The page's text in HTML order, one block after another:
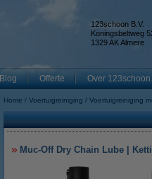
123schoon B.V.
Koningsbeltweg
1329 AK Almere
Blog Offerte Over
Home Voertuigreiniging Voertuigreiniging
Muc-Off Dry Chain Lube |